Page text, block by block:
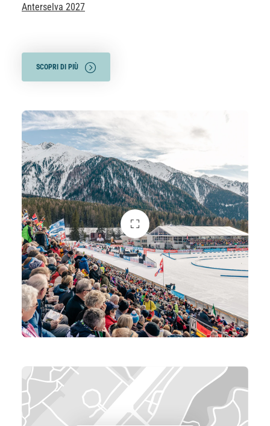
Anterselva 2027
SCOPRI DI PIÙ